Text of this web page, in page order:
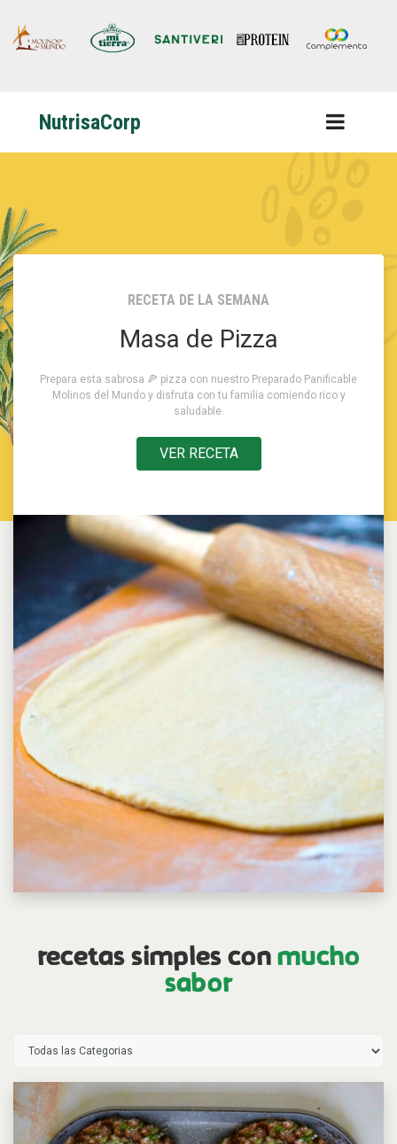
NutrisaCorp
RECETA DE LA SEMANA
Masa de Pizza
Prepara esta sabrosa 🍕 pizza con nuestro Preparado Panificable
Molinos del Mundo y disfruta con tu familia comiendo rico y
saludable.
VER RECETA
recetas simples con mucho
sabor